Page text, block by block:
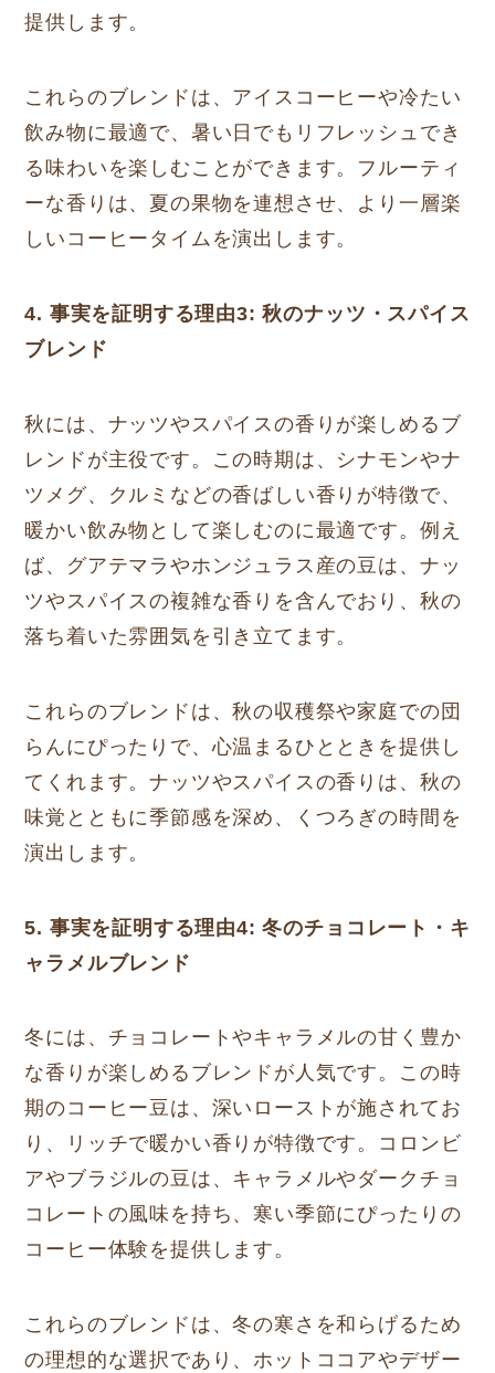
提供します。
これらのブレンドは、アイスコーヒーや冷たい
飲み物に最適で、暑い日でもリフレッシュでき
る味わいを楽しむことができます。フルーティ
ーな香りは、夏の果物を連想させ、より一層楽
しいコーヒータイムを演出します。
4. 事実を証明する理由3: 秋のナッツ・スパイス
ブレンド
秋には、ナッツやスパイスの香りが楽しめるブ
レンドが主役です。この時期は、シナモンやナ
ツメグ、クルミなどの香ばしい香りが特徴で、
暖かい飲み物として楽しむのに最適です。例え
ば、グアテマラやホンジュラス産の豆は、ナッ
ツやスパイスの複雑な香りを含んでおり、秋の
落ち着いた雰囲気を引き立てます。
これらのブレンドは、秋の収穫祭や家庭での団
らんにぴったりで、心温まるひとときを提供し
てくれます。ナッツやスパイスの香りは、秋の
味覚とともに季節感を深め、くつろぎの時間を
演出します。
5. 事実を証明する理由4: 冬のチョコレート・キ
ャラメルブレンド
冬には、チョコレートやキャラメルの甘く豊か
な香りが楽しめるブレンドが人気です。この時
期のコーヒー豆は、深いローストが施されてお
り、リッチで暖かい香りが特徴です。コロンビ
アやブラジルの豆は、キャラメルやダークチョ
コレートの風味を持ち、寒い季節にぴったりの
コーヒー体験を提供します。
これらのブレンドは、冬の寒さを和らげるため
の理想的な選択であり、ホットココアやデザー